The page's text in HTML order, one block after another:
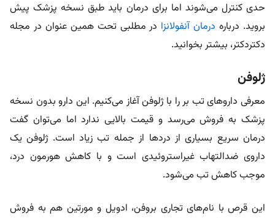
حدی کنترل می‌شوند اما برای درمان باید طبق نسخه پزشک پیش
بروید. درباره درمان آنفولانزا در مطلبی تحت همین عنوان در مجله
دکتردکتر، بیشتر بخوانید.
ژلوفن
معرفی داروهای تب بر را با ژلوفن آغاز می‌کنیم. این دارو بدون نسخه
پزشک به فروش می‌رسد و قیمت بالایی ندارد اما می‌توان گفت
درمان سریع بسیاری از دردها از جمله تب زیاد است. ژلوفن یک
داروی ضدالتهاب غیراستروئیدی است و با کاهش هورمون‌ درد،
موجب کاهش تب می‌شود.
این قرص با نام‌های تجاری بروفن، ادویل و مورتین هم به فروش